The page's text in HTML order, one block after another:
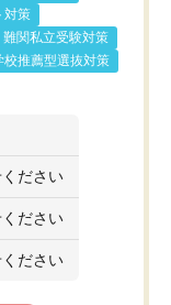
対策
難関私立受験対策
校推薦型選抜対策
ださい
ださい
ださい